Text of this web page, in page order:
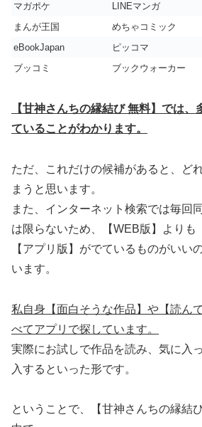
マガポケ LINEマンガ
まんが王国
めちゃコミック
eBookJapan
ピッコマ
ブッコミ
ブックウォーカー
【甘神さんちの縁結び 無料】では、
ていることがわかります。
ただ、これだけの候補があると、ど
まうと思います。
また、インターネット検索では毎回
は限らないため、【WEB版】よりも
【アプリ版】がでているものがいい
います。
私自身【面白そうな作品】や【読ん
べてアプリで探しています。
実際にお試しで作品を読み、気に入
入するといった形です。
ということで、【甘神さんちの縁結